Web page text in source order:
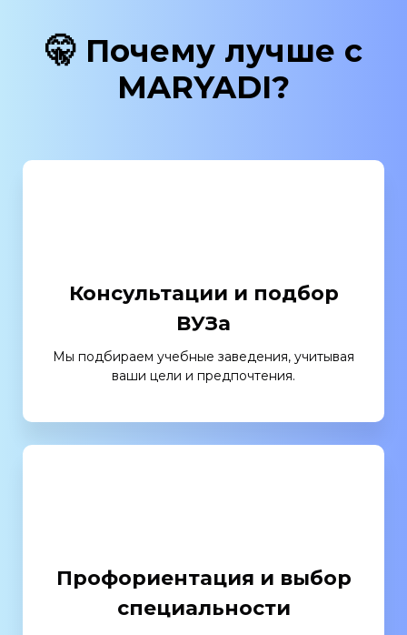
🤫 Почему лучше с
MARYADI?
Консультации и подбор
ВУЗа
Мы подбираем учебные заведения, учитывая
ваши цели и предпочтения.
Профориентация и выбор
специальности